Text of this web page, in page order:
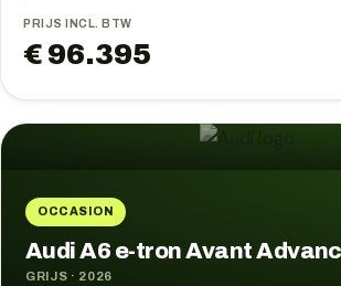
PRIJS INCL. BTW
€ 96.395
OCCASION
Audi A6 e-tron Avant
GRIJS · 2026